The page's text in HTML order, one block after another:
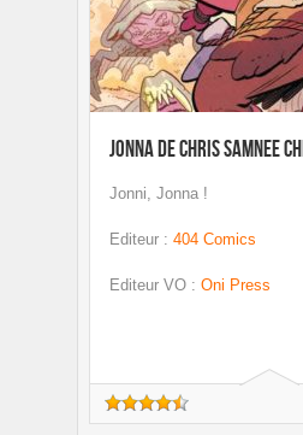
Jonna de Chris Samnee
Jonni, Jonna !
Editeur : 404 Comics
Editeur VO : Oni Press